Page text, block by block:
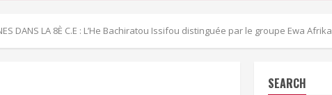
DANS LA 8È C.E : L’He Bachiratou Issifou distinguée par le groupe Ewa Afrika
SEARCH